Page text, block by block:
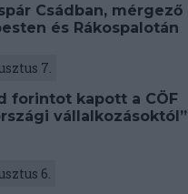
Csádban, mérgező
és Rákospalotán
7.
forintot kapott a CÖF
vállalkozásoktól”
6.